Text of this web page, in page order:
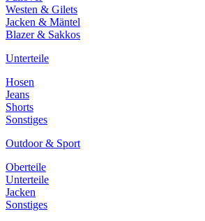
Westen & Gilets
Jacken & Mäntel
Blazer & Sakkos
Unterteile
Hosen
Jeans
Shorts
Sonstiges
Outdoor & Sport
Oberteile
Unterteile
Jacken
Sonstiges